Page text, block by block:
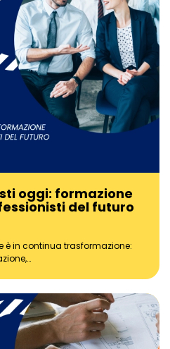
oggi: formazione
del futuro
è in continua trasformazione: